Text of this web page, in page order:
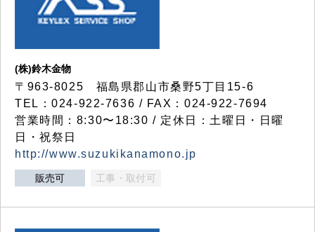
(株)鈴木金物
〒963-8025 福島県郡山市桑野5丁目15-6
TEL：024-922-7636 / FAX：024-922-7694
営業時間：8:30〜18:30 / 定休日：土曜日・日曜
日・祝祭日
http://www.suzukikanamono.jp
販売可 工事・取付可